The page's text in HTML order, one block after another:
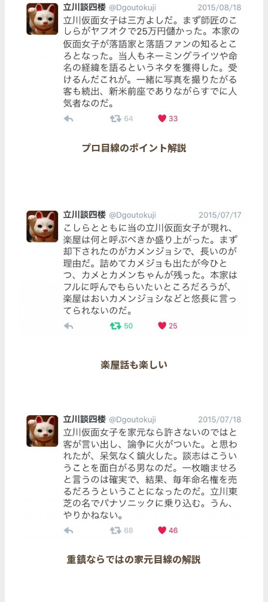
プロ目線のポイント解説
楽屋話も楽しい
重鎮ならではの家元目線の解説